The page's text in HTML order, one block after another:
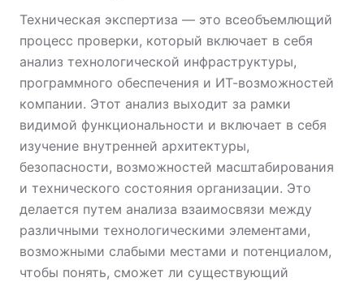
Техническая экспертиза — это всеобъемлющий
процесс проверки, который включает в себя
анализ технологической инфраструктуры,
программного обеспечения и ИТ-возможностей
компании. Этот анализ выходит за рамки
видимой функциональности и включает в себя
изучение внутренней архитектуры,
безопасности, возможностей масштабирования
и технического состояния организации. Это
делается путем анализа взаимосвязи между
различными технологическими элементами,
возможными слабыми местами и потенциалом,
чтобы понять, сможет ли существующий